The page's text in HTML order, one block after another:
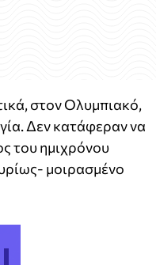
στον Ολυμπιακό,
Δεν κατάφεραν να
του ημιχρόνου
μοιρασμένο